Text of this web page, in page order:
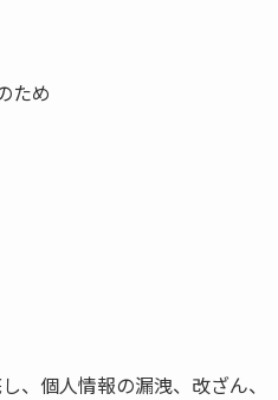
ため
、個人情報の漏洩、改ざん、